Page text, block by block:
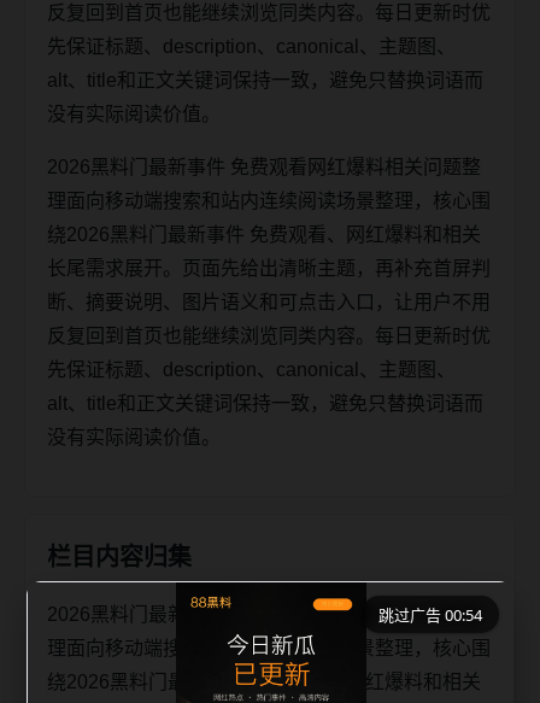
反复回到首页也能继续浏览同类内容。每日更新时优
先保证标题、description、canonical、主题图、
alt、title和正文关键词保持一致，避免只替换词语而
没有实际阅读价值。
2026黑料门最新事件 免费观看网红爆料相关问题整
理面向移动端搜索和站内连续阅读场景整理，核心围
绕2026黑料门最新事件 免费观看、网红爆料和相关
长尾需求展开。页面先给出清晰主题，再补充首屏判
断、摘要说明、图片语义和可点击入口，让用户不用
反复回到首页也能继续浏览同类内容。每日更新时优
先保证标题、description、canonical、主题图、
alt、title和正文关键词保持一致，避免只替换词语而
没有实际阅读价值。
栏目内容归集
2026黑料门最新事件 免费观看网红爆料相关问题整
理面向移动端搜索和站内连续阅读场景整理，核心围
绕2026黑料门最新事件 免费观看、网红爆料和相关
跳过广告 00:53